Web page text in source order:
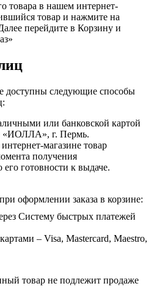
товара в нашем интернет-
товар и нажмите на
перейдите в Корзину и
доступны следующие способы
или банковской картой
«ИОЛЛА», г. Пермь.
магазине товар
получения
готовности к выдаче.
оформлении заказа в корзине:
Систему быстрых платежей
– Visa, Mastercard, Maestro,
товар не подлежит продаже